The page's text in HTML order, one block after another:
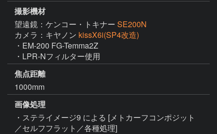
撮影機材
望遠鏡：ケンコー・トキナー SE200N
カメラ：キヤノン kissX6i(SP4改造)
・EM-200 FG-Temma2Z
・LPR-Nフィルター使用
焦点距離
1000mm
画像処理
・ステライメージ9 による [メトカーフコンポジット
／セルフフラット／各種処理]